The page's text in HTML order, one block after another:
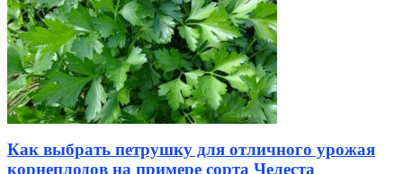
Как выбрать петрушку для отличного урожая
корнеплодов на примере сорта Челеста